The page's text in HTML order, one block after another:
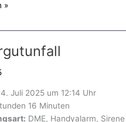
»
4. Juli 2025 um 12:14 Uhr
16 Minuten
DME, Handyalarm, Sirene